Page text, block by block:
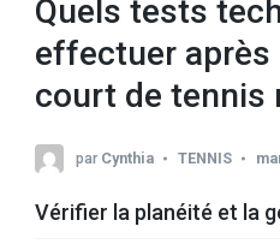
Quels tests
effectuer
court de tennis
par Cynthia TENNIS
Vérifier la planéité et la